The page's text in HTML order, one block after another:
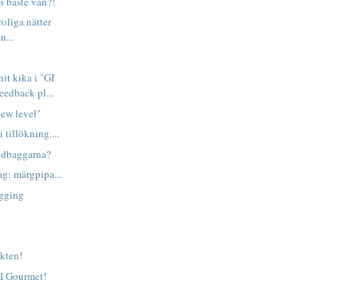
nätter
kika i "GI
pl...
level"
tillökning....
märgpipa...
Gourmet!